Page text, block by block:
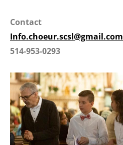
Contact
Info.choeur.scsl@gmail.com
514-953-0293